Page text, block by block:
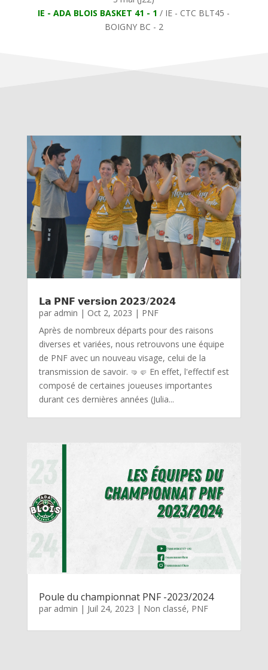
IE - ADA BLOIS BASKET 41 - 1 / IE - CTC BLT45 -
BOIGNY BC - 2
𝗟𝗮 𝗣𝗡𝗙 𝘃𝗲𝗿𝘀𝗶𝗼𝗻 𝟮𝟬𝟮𝟯/𝟮𝟬𝟮𝟰
par admin | Oct 2, 2023 | PNF
Après de nombreux départs pour des raisons
diverses et variées, nous retrouvons une équipe
de PNF avec un nouveau visage, celui de la
transmission de savoir. 🤜🤛 En effet, l'effectif est
composé de certaines joueuses importantes
durant ces dernières années (Julia...
Poule du championnat PNF -2023/2024
par admin | Juil 24, 2023 | Non classé, PNF